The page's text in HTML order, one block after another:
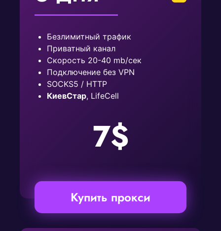
Безлимитный трафик
Приватный канал
Скорость 20-40 mb/сек
Подключение без VPN
SOCKS5 / HTTP
КиевСтар, LifeCell
7$
Купить прокси